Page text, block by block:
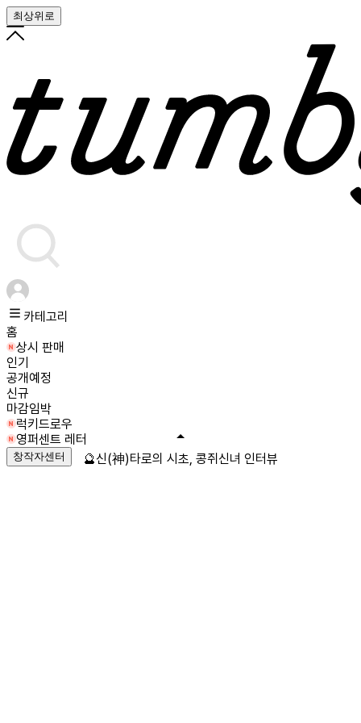
최상위로
카테고리
홈
상시 판매
인기
공개예정
신규
마감임박
럭키드로우
영퍼센트 레터
창작자센터 🔮신(神)타로의 시초, 콩쥐신녀 인터뷰